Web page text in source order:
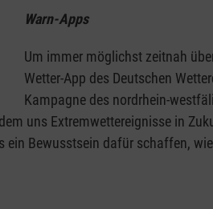
Warn-Apps
Um immer möglichst zeitnah
Wetter-App des Deutschen
Kampagne des nordrhein-
uns Extremwettereignisse in
Bewusstsein dafür schaffen,